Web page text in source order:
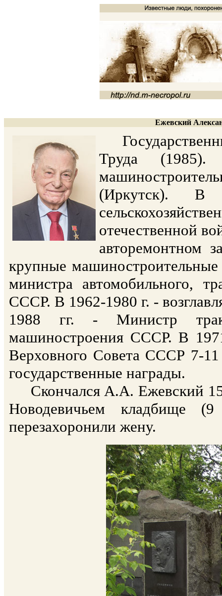
Ежевский
Труда (1985).
(Иркутск). В
отечественной
авторемонтном
крупные
министра автомобильного,
СССР. В 1962-1980 г. -
1988 гг. - Министр
машиностроения СССР. В
Верховного Совета СССР 7-
государственные награды.
Скончался А.А. Ежевский 15
Новодевичьем
перезахоронили жену.